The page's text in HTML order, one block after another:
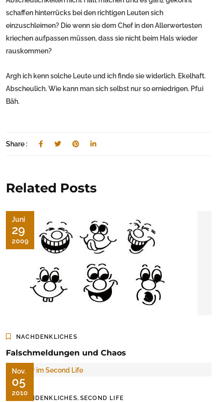
schaffen hinterrücks bei den richtigen Leuten sich
einzuschleimen? Die wenn sie dem Chef in den Allerwertesten
kriechen aufpassen müssen, dass sie nicht beim Hals wieder
rauskommen?
Argh ich kenn solche Leute und ich finde sie widerlich. Ekelhaft.
Abscheulich. Wie kann man sich selbst nur so erniedrigen. Pfui
Bäh.
Share :
Related Posts
Juni
29
2009
NACHDENKLICHES
Falschmeldungen und Chaos
Nov.
05
2010
NACHDENKLICHES, SECOND LIFE